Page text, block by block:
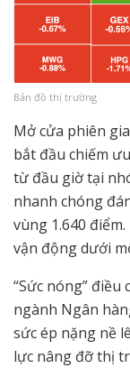
Bản đồ thị trường
Mở cửa phiên
bắt đầu chiếm
từ đầu giờ tại
nhanh chóng
vùng 1.640
vận động dưới
“Sức nóng”
ngành Ngân
sức ép nặng nề
lực nâng đỡ thị